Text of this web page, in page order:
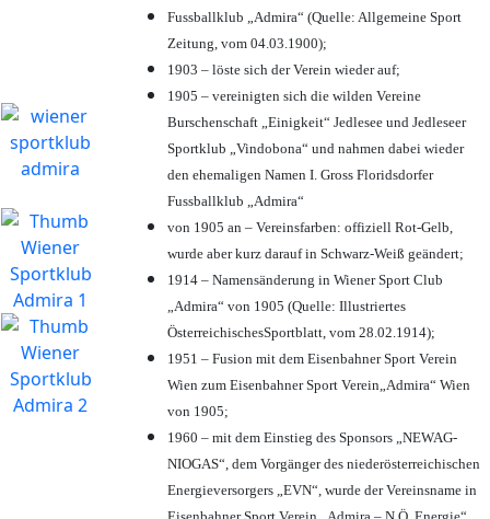
Fussballklub „Admira“ (Quelle: Allgemeine Sport
Zeitung, vom 04.03.1900);
1903 – löste sich der Verein wieder auf;
1905 – vereinigten sich die wilden Vereine
Burschenschaft „Einigkeit“ Jedlesee und Jedleseer
Sportklub „Vindobona“ und nahmen dabei wieder
den ehemaligen Namen I. Gross Floridsdorfer
Fussballklub „Admira“
von 1905 an – Vereinsfarben: offiziell Rot-Gelb,
wurde aber kurz darauf in Schwarz-Weiß geändert;
1914 – Namensänderung in Wiener Sport Club
„Admira“ von 1905 (Quelle: Illustriertes
ÖsterreichischesSportblatt, vom 28.02.1914);
1951 – Fusion mit dem Eisenbahner Sport Verein
Wien zum Eisenbahner Sport Verein„Admira“ Wien
von 1905;
1960 – mit dem Einstieg des Sponsors „NEWAG-
NIOGAS“, dem Vorgänger des niederösterreichischen
Energieversorgers „EVN“, wurde der Vereinsname in